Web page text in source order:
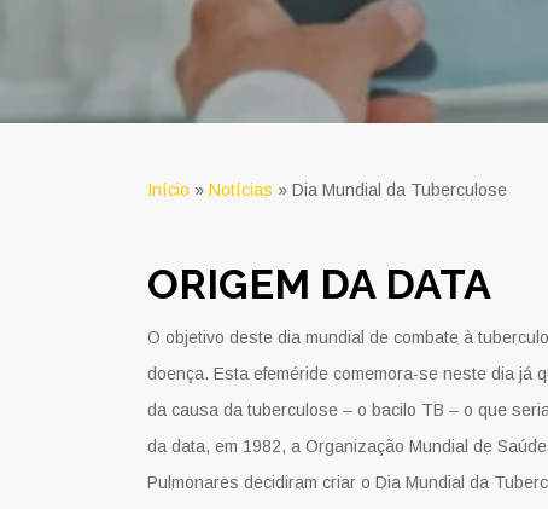
Início » Notícias » Dia Mundial da Tuberculose
ORIGEM DA DATA
O objetivo deste dia mundial de combate à
doença. Esta efeméride comemora-se neste dia já
da causa da tuberculose – o bacilo TB – o que
da data, em 1982, a Organização Mundial de
Pulmonares decidiram criar o Dia Mundial da